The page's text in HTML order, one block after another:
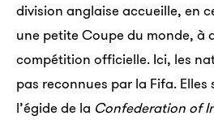
division anglaise accueille, en
une petite Coupe du monde, à
compétition officielle. Ici, les
pas reconnues par la Fifa. Elles
l’égide de la Confederation of